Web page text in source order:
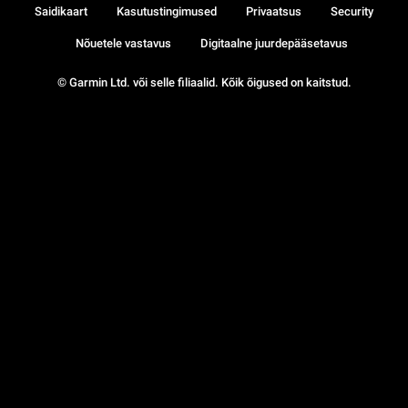
© Garmin Ltd. või selle filiaalid. Kõik õigused on kaitstud.
Saidikaart Kasutustingimused Privaatsus Security
Nõuetele vastavus Digitaalne juurdepääsetavus